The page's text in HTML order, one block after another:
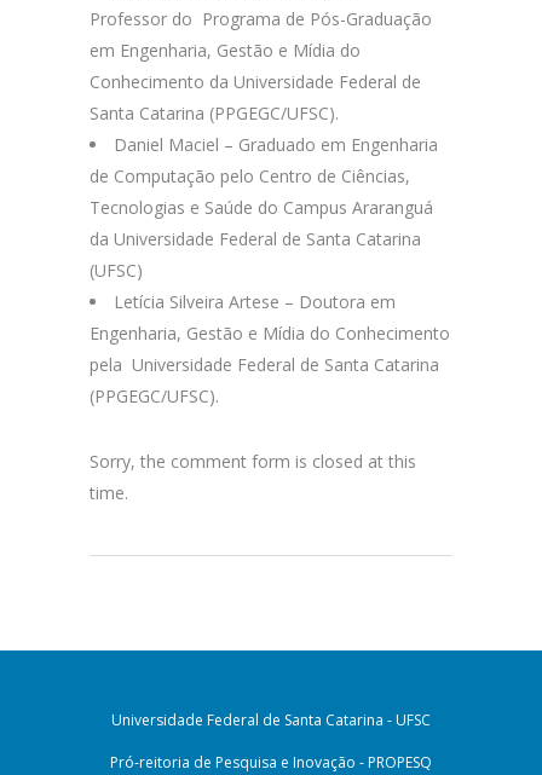
Professor do Programa de Pós-Graduação
em Engenharia, Gestão e Mídia do
Conhecimento da Universidade Federal de
Santa Catarina (PPGEGC/UFSC).
Daniel Maciel – Graduado em Engenharia
de Computação pelo Centro de Ciências,
Tecnologias e Saúde do Campus Araranguá
da Universidade Federal de Santa Catarina
(UFSC)
Letícia Silveira Artese – Doutora em
Engenharia, Gestão e Mídia do Conhecimento
pela Universidade Federal de Santa Catarina
(PPGEGC/UFSC).
Sorry, the comment form is closed at this
time.
Universidade Federal de Santa Catarina - UFSC
Pró-reitoria de Pesquisa e Inovação - PROPESQ